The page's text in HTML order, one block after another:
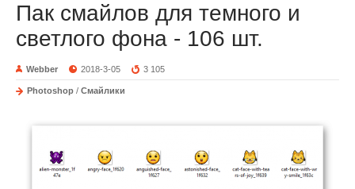
Пак смайлов для темного и
светлого фона - 106 шт.
Webber 2018-3-05 3 105
Photoshop / Смайлики